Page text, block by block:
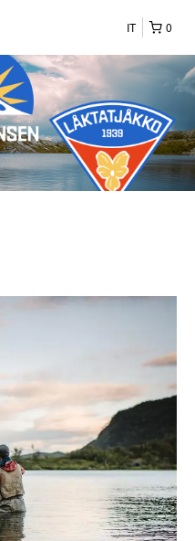
0
IT